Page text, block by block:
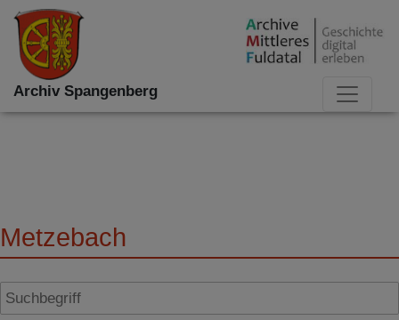
Archiv Spangenberg
Metzebach